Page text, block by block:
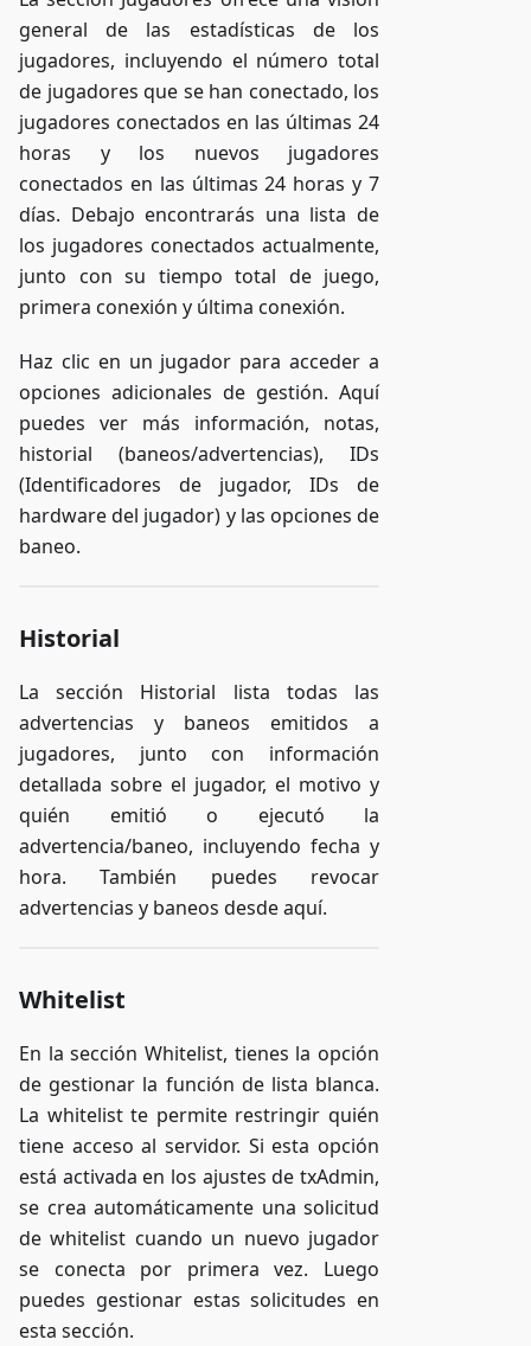
general de las estadísticas de los
jugadores, incluyendo el número total
de jugadores que se han conectado, los
jugadores conectados en las últimas 24
horas y los nuevos jugadores
conectados en las últimas 24 horas y 7
días. Debajo encontrarás una lista de
los jugadores conectados actualmente,
junto con su tiempo total de juego,
primera conexión y última conexión.
Haz clic en un jugador para acceder a
opciones adicionales de gestión. Aquí
puedes ver más información, notas,
historial (baneos/advertencias), IDs
(Identificadores de jugador, IDs de
hardware del jugador) y las opciones de
baneo.
Historial
La sección Historial lista todas las
advertencias y baneos emitidos a
jugadores, junto con información
detallada sobre el jugador, el motivo y
quién emitió o ejecutó la
advertencia/baneo, incluyendo fecha y
hora. También puedes revocar
advertencias y baneos desde aquí.
Whitelist
En la sección Whitelist, tienes la opción
de gestionar la función de lista blanca.
La whitelist te permite restringir quién
tiene acceso al servidor. Si esta opción
está activada en los ajustes de txAdmin,
se crea automáticamente una solicitud
de whitelist cuando un nuevo jugador
se conecta por primera vez. Luego
puedes gestionar estas solicitudes en
esta sección.